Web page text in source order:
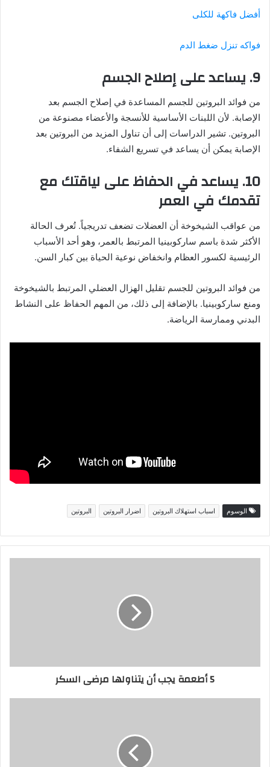
أفضل فاكهة للكلى
فواكه تنزل ضغط الدم
9. يساعد على إصلاح الجسم
من فوائد البروتين للجسم المساعدة في إصلاح الجسم بعد
الإصابة. لأن اللبنات الأساسية للأنسجة والأعضاء مصنوعة من
البروتين. تشير الدراسات إلى أن تناول المزيد من البروتين بعد
الإصابة يمكن أن يساعد في تسريع الشفاء.
10. يساعد في الحفاظ على لياقتك مع
تقدمك في العمر
من عواقب الشيخوخة أن العضلات تضعف تدريجياً. تُعرف الحالة
الأكثر شدة باسم ساركوبينيا المرتبط بالعمر، وهو أحد الأسباب
الرئيسية لكسور العظام وانخفاض نوعية الحياة بين كبار السن.
من فوائد البروتين للجسم تقليل الهزال العضلي المرتبط بالشيخوخة
ومنع ساركوبينيا. بالإضافة إلى ذلك، من المهم الحفاظ على النشاط
البدني وممارسة الرياضة.
الوسوم اسباب استهلاك البروتين اضرار البروتين البروتين
5 أطعمة يجب أن يتناولها مرضى السكر